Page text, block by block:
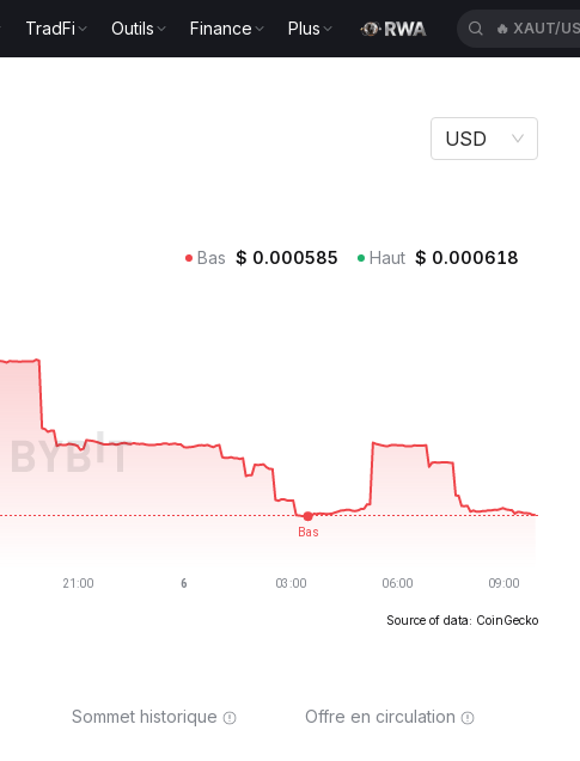
TradFi Outils Finance Plus 🔥 HEIUSDT
USD
Bas $ 0.000585 Haut $ 0.000618
Source of data: CoinGecko
Sommet historique Offre en circulation